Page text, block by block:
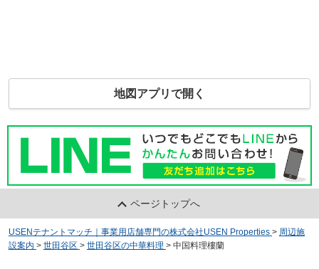
地図アプリで開く
ページトップへ
USENテナントマッチ｜事業用店舗専門の株式会社USEN Properties > 周辺施
設案内 > 世田谷区 > 世田谷区の中華料理 > 中国料理樓蘭